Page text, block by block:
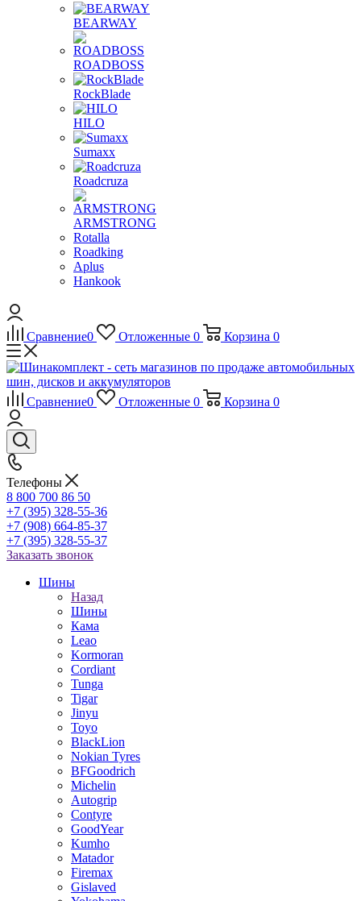
BEARWAY
ROADBOSS
RockBlade
HILO
Sumaxx
Roadcruza
ARMSTRONG
Rotalla
Roadking
Aplus
Hankook
Сравнение0 Отложенные 0 Корзина 0
Сравнение0 Отложенные 0 Корзина 0
Телефоны
8 800 700 86 50
+7 (395) 328-55-36
+7 (908) 664-85-37
+7 (395) 328-55-37
Заказать звонок
Шины
Назад
Шины
Кама
Leao
Kormoran
Cordiant
Tunga
Tigar
Jinyu
Toyo
BlackLion
Nokian Tyres
BFGoodrich
Michelin
Autogrip
Contyre
GoodYear
Kumho
Matador
Firemax
Gislaved